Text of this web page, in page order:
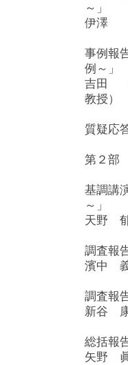
～」
伊澤
事例報
例～」
吉田
教授）
質疑応
第２部
基調講
～」
天野 郁
調査報
濱中 義
調査報
新谷 康
総括報
矢野 眞